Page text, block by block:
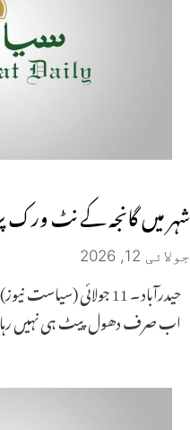
شہر میں گانجہ کے نٹ ورک
جولائی 12, 2026
حیدرآباد ۔ 11 جولائی
اب صرف دھول پیٹ ہی نہیں رہا